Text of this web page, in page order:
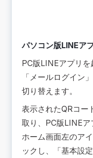
パソコン版LINEア
PC版LINEアプリ
「メールログイン
切り替えます。
表示されたQRコー
取り、PC版LINEア
ホーム画面左のア
ックし、「基本設